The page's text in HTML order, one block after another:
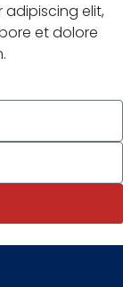
elit,
et dolore